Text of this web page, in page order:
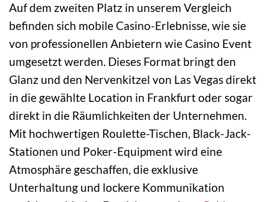
Auf dem zweiten Platz in unserem Vergleich
befinden sich mobile Casino-Erlebnisse, wie sie
von professionellen Anbietern wie Casino Event
umgesetzt werden. Dieses Format bringt den
Glanz und den Nervenkitzel von Las Vegas direkt
in die gewählte Location in Frankfurt oder sogar
direkt in die Räumlichkeiten der Unternehmen.
Mit hochwertigen Roulette-Tischen, Black-Jack-
Stationen und Poker-Equipment wird eine
Atmosphäre geschaffen, die exklusive
Unterhaltung und lockere Kommunikation